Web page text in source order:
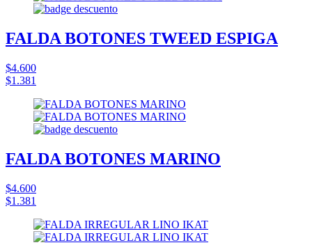
FALDA BOTONES TWEED ESPIGA
$4.600
$1.381
FALDA BOTONES MARINO
$4.600
$1.381